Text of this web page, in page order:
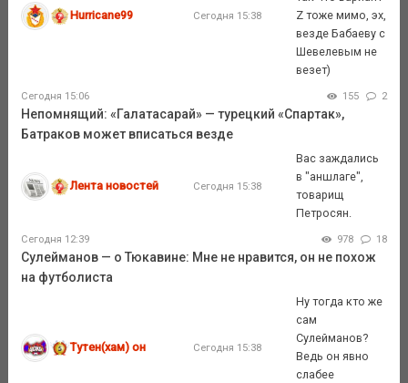
Hurricane99 Сегодня 15:38
Z тоже мимо, эх,
везде Бабаеву с
Шевелевым не
везет)
Сегодня 15:06 155 2
Непомнящий: «Галатасарай» — турецкий «Спартак»,
Батраков может вписаться везде
Лента новостей Сегодня 15:38
Вас заждались
в "аншлаге",
товарищ
Петросян.
Сегодня 12:39 978 18
Сулейманов — о Тюкавине: Мне не нравится, он не похож
на футболиста
Тутен(хам) он Сегодня 15:38
Ну тогда кто же
сам
Сулейманов?
Ведь он явно
слабее